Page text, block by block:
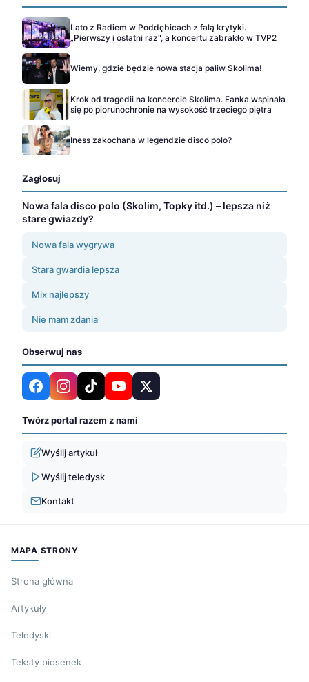
Lato z Radiem w Poddębicach z falą krytyki.
„Pierwszy i ostatni raz", a koncertu zabrakło w TVP2
Wiemy, gdzie będzie nowa stacja paliw Skolima!
Krok od tragedii na koncercie Skolima. Fanka wspinała
się po piorunochronie na wysokość trzeciego piętra
Iness zakochana w legendzie disco polo?
Zagłosuj
Nowa fala disco polo (Skolim, Topky itd.) – lepsza niż
stare gwiazdy?
Nowa fala wygrywa
Stara gwardia lepsza
Mix najlepszy
Nie mam zdania
Obserwuj nas
Twórz portal razem z nami
Wyślij artykuł
Wyślij teledysk
Kontakt
MAPA STRONY
Strona główna
Artykuły
Teledyski
Teksty piosenek